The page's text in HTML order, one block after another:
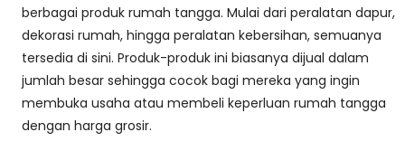
berbagai produk rumah tangga. Mulai dari peralatan dapur,
dekorasi rumah, hingga peralatan kebersihan, semuanya
tersedia di sini. Produk-produk ini biasanya dijual dalam
jumlah besar sehingga cocok bagi mereka yang ingin
membuka usaha atau membeli keperluan rumah tangga
dengan harga grosir.